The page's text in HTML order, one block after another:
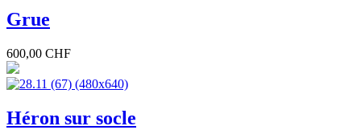
Grue
600,00 CHF
Héron sur socle